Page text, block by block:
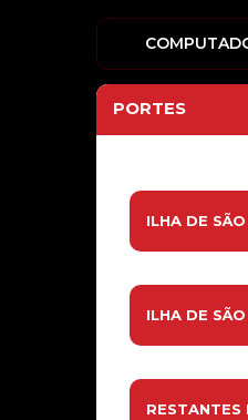
PORTES
ILHA DE
ILHA DE
RESTANTES